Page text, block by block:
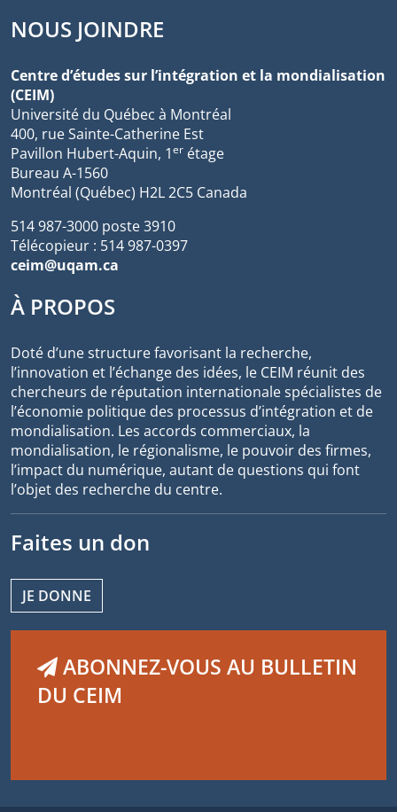
NOUS JOINDRE
Centre d’études sur l’intégration et la mondialisation
(CEIM)
Université du Québec à Montréal
400, rue Sainte-Catherine Est
Pavillon Hubert-Aquin, 1er étage
Bureau A-1560
Montréal (Québec) H2L 2C5 Canada
514 987-3000 poste 3910
Télécopieur : 514 987-0397
ceim@uqam.ca
À PROPOS
Doté d’une structure favorisant la recherche,
l’innovation et l’échange des idées, le CEIM réunit des
chercheurs de réputation internationale spécialistes de
l’économie politique des processus d’intégration et de
mondialisation. Les accords commerciaux, la
mondialisation, le régionalisme, le pouvoir des firmes,
l’impact du numérique, autant de questions qui font
l’objet des recherche du centre.
Faites un don
JE DONNE
ABONNEZ-VOUS AU BULLETIN
DU CEIM